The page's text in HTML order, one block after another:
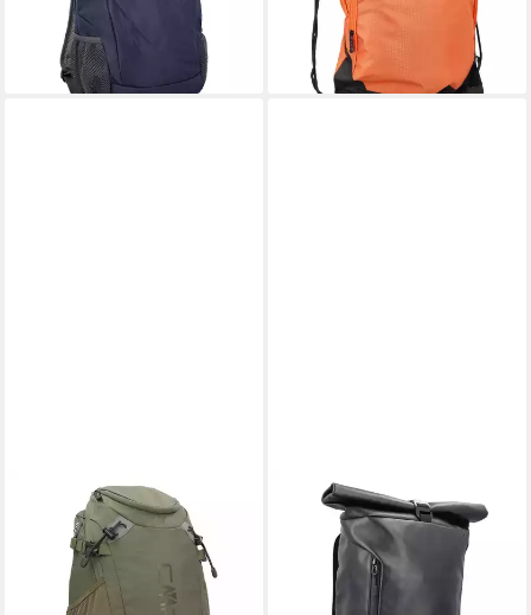
45,32 €
lieferbar - in 2-3 Werktagen bei dir
28,94 €
lieferbar in 3 Wochen
Rucksack CMP Rucksack
Katana 22 Backpack
38V9507
88,94 €
Rucksack CMP Rucksack
YURES 10L BACKPACK
3V86137
36,85 €